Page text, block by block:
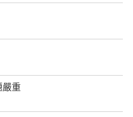
嚴重